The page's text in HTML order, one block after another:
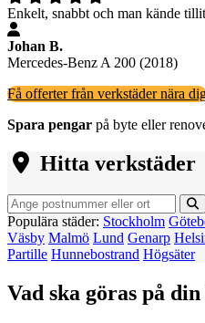
Enkelt, snabbt och man kände
Johan B.
Mercedes-Benz A 200 (2018)
Få offerter från verkstäder nära
Spara pengar på byte eller
Hitta verkstäder
Populära städer: Stockholm
Väsby Malmö Lund Genarp
Partille Hunnebostrand Högsäter
Vad ska göras på